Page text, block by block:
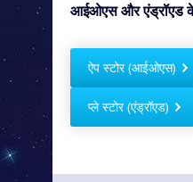
आईओएस और एंड्रॉएड
ऐप स्टोर (आईओएस)
प्ले स्टोर (एंड्रॉएड)